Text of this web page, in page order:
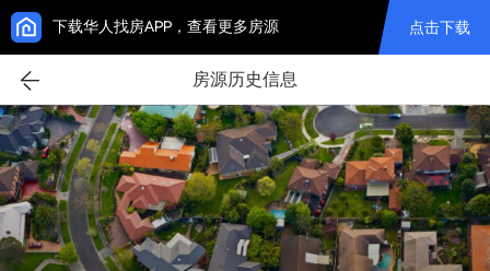
下载华人找房APP，查看更多房源 点击下载
房源历史信息